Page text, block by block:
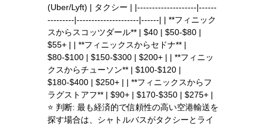
(Uber/Lyft) | タクシー | |--------------------|------
---------|---------------------|------| | **フィニック
スからスコッツダール** | $40 | $50-$80 |
$55+ | | **フィニックスからセドナ** |
$80-$100 | $150-$300 | $200+ | | **フィニッ
クスからチューソン** | $100-$120 |
$180-$400 | $250+ | | **フィニックスからフ
ラグストアフ** | $90+ | $170-$350 | $275+ |
⭐ 判断: 最も経済的で信頼性の高い空港輸送を
探す場合は、シャトルバスがタクシーとライ